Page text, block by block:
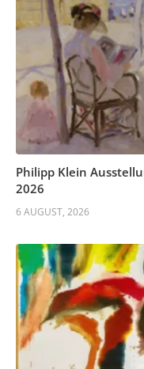
Philipp Klein
2026
6 AUGUST, 2026